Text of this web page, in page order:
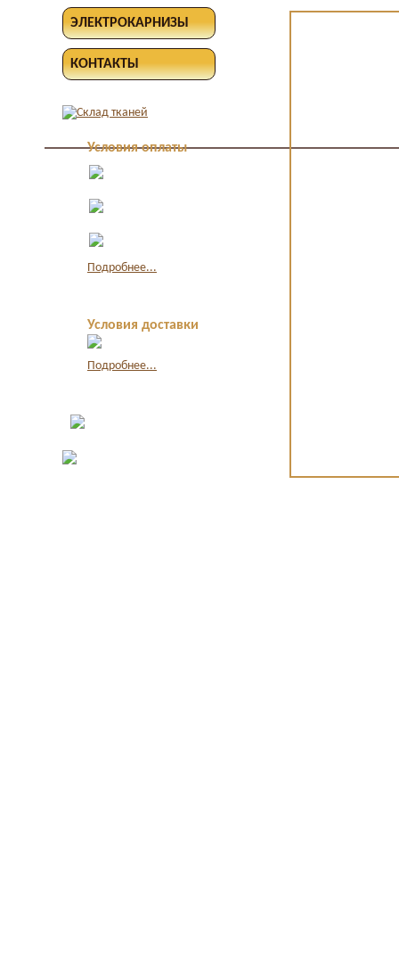
ЭЛЕКТРОКАРНИЗЫ
КОНТАКТЫ
Условия оплаты
Подробнее...
Условия доставки
Подробнее...